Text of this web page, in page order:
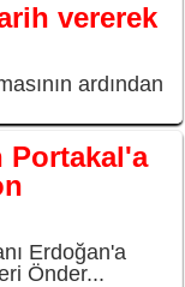
vererek
ardından
Portakal'a
Erdoğan'a
Önder...